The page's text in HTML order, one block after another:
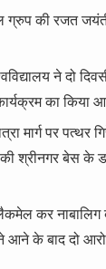
ग्रुप की रजत
ने दो
का किया
मार्ग पर पत्थर
श्रीनगर बेस के
कर नाबालिग
आने के बाद दो